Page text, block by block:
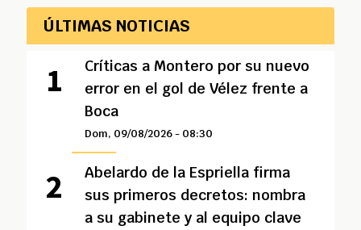
ÚLTIMAS NOTICIAS
Críticas a Montero por su nuevo
error en el gol de Vélez frente a
Boca
Dom, 09/08/2026 - 08:30
Abelardo de la Espriella firma
sus primeros decretos: nombra
a su gabinete y al equipo clave